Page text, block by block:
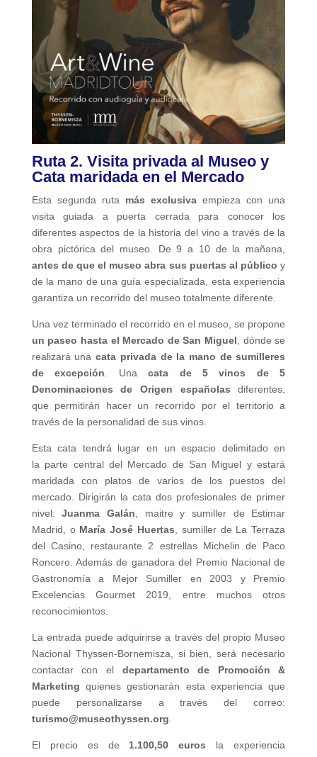
Ruta 2. Visita privada al Museo y
Cata maridada en el Mercado
Esta segunda ruta más exclusiva empieza con una
visita guiada a puerta cerrada para conocer los
diferentes aspectos de la historia del vino a través de la
obra pictórica del museo. De 9 a 10 de la mañana,
antes de que el museo abra sus puertas al público y
de la mano de una guía especializada, esta experiencia
garantiza un recorrido del museo totalmente diferente.
Una vez terminado el recorrido en el museo, se propone
un paseo hasta el Mercado de San Miguel , dónde se
realizará unacata privada de la mano de sumilleres
de excepción . Unacata de 5 vinos de 5
Denominaciones de Origen españolas diferentes,
que permitirán hacer un recorrido por el territorio a
través de la personalidad de sus vinos.
Esta cata tendrá lugar en un espacio delimitado en
la parte central del Mercado de San Miguel y estará
maridada con platos de varios de los puestos del
mercado. Dirigirán la cata dos profesionales de primer
nivel:Juanma Galán , maitre y sumiller de Estimar
Madrid, o María José Huertas , sumiller de La Terraza
del Casino, restaurante 2 estrellas Michelin de Paco
Roncero. Además de ganadora del Premio Nacional de
Gastronomía a Mejor Sumiller en 2003 y Premio
Excelencias Gourmet 2019, entre muchos otros
reconocimientos.
La entrada puede adquirirse a través del propio Museo
Nacional Thyssen-Bornemisza, si bien, será necesario
contactar con el departamento de Promoción &
Marketing quienes gestionarán esta experiencia que
puede personalizarse a través del correo:
turismo@museothyssen.org
El precio es de 1.100,50 euros la experiencia